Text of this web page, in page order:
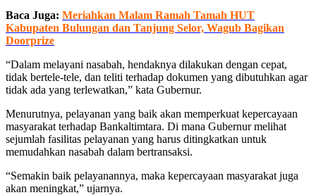
Baca Juga: Meriahkan Malam Ramah Tamah HUT
Kabupaten Bulungan dan Tanjung Selor, Wagub Bagikan
Doorprize
“Dalam melayani nasabah, hendaknya dilakukan dengan cepat,
tidak bertele-tele, dan teliti terhadap dokumen yang dibutuhkan agar
tidak ada yang terlewatkan,” kata Gubernur.
Menurutnya, pelayanan yang baik akan memperkuat kepercayaan
masyarakat terhadap Bankaltimtara. Di mana Gubernur melihat
sejumlah fasilitas pelayanan yang harus ditingkatkan untuk
memudahkan nasabah dalam bertransaksi.
“Semakin baik pelayanannya, maka kepercayaan masyarakat juga
akan meningkat,” ujarnya.